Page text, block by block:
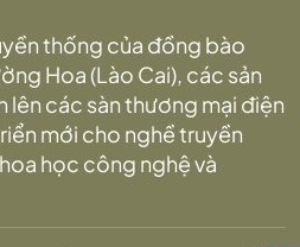
thống của đồng bào
Hoa (Lào Cai), các sản
lên các sàn thương mại điện
mới cho nghề truyền
học công nghệ và